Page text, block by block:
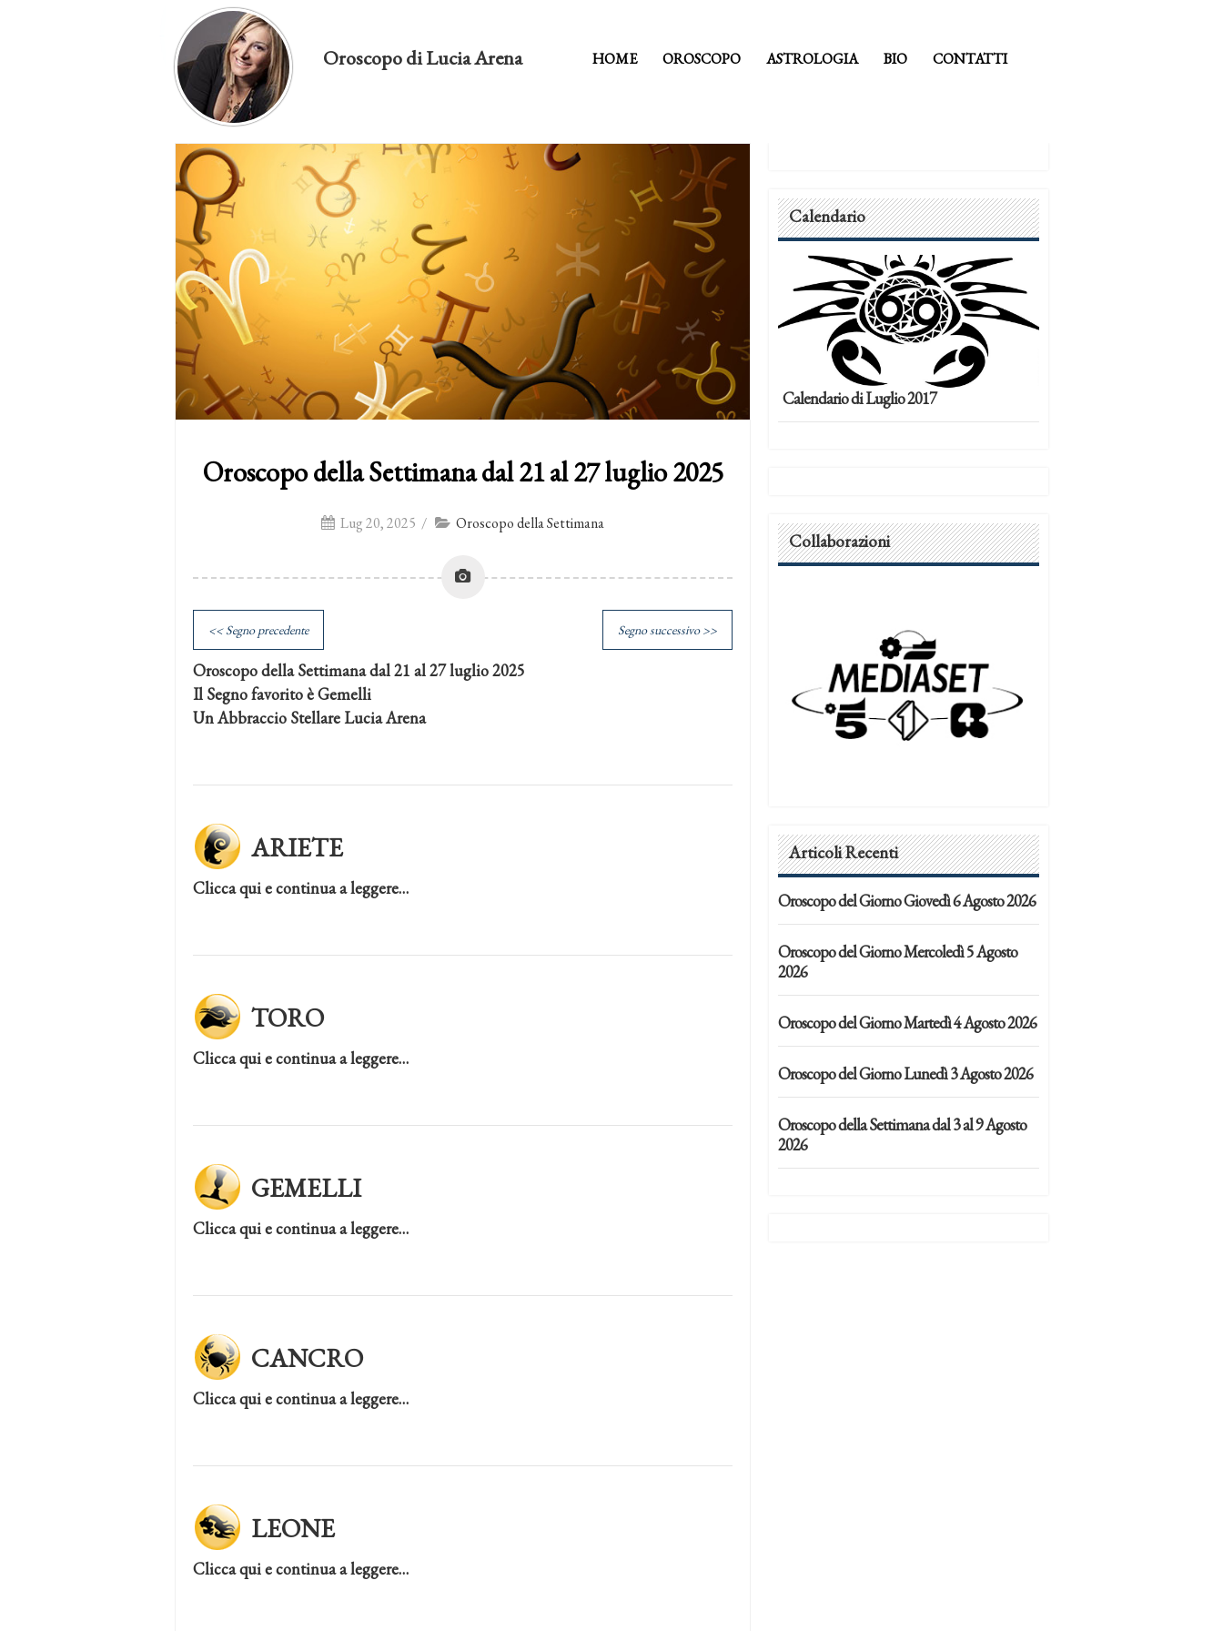
Oroscopo di Lucia Arena HOME OROSCOPO ASTROLOGIA BIO CONTATTI
Oroscopo della Settimana dal 21 al 27 luglio 2025
Lug 20, 2025 / Oroscopo della Settimana
<< Segno precedente Segno successivo >>
Oroscopo della Settimana dal 21 al 27 luglio 2025
Il Segno favorito è Gemelli
Un Abbraccio Stellare Lucia Arena
ARIETE
Clicca qui e continua a leggere…
TORO
Clicca qui e continua a leggere…
GEMELLI
Clicca qui e continua a leggere…
CANCRO
Clicca qui e continua a leggere…
LEONE
Clicca qui e continua a leggere…
Calendario
Calendario di Luglio 2017
Collaborazioni
Articoli Recenti
Oroscopo del Giorno Giovedì 6 Agosto 2026
Oroscopo del Giorno Mercoledì 5 Agosto
2026
Oroscopo del Giorno Martedì 4 Agosto 2026
Oroscopo del Giorno Lunedì 3 Agosto 2026
Oroscopo della Settimana dal 3 al 9 Agosto
2026